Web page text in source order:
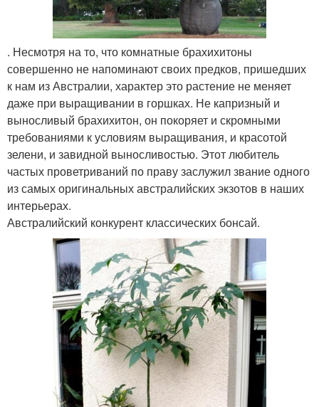
. Несмотря на то, что комнатные брахихитоны
совершенно не напоминают своих предков, пришедших
к нам из Австралии, характер это растение не меняет
даже при выращивании в горшках. Не капризный и
выносливый брахихитон, он покоряет и скромными
требованиями к условиям выращивания, и красотой
зелени, и завидной выносливостью. Этот любитель
частых проветриваний по праву заслужил звание одного
из самых оригинальных австралийских экзотов в наших
интерьерах.
Австралийский конкурент классических бонсай.